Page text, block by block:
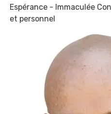
Espérance - Immaculée
et personnel